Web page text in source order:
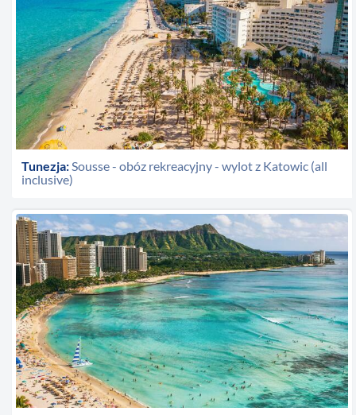
Tunezja: Sousse - obóz rekreacyjny - wylot z Katowic (all
inclusive)